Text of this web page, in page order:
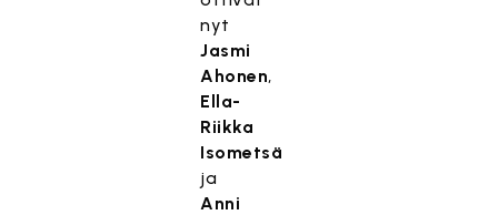
nyt
Jasmi
Ahonen,
Ella-
Riikka
Isometsä
ja
Anni